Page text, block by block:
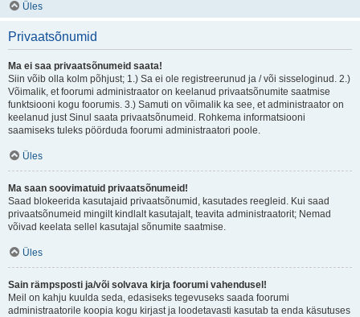
Üles
Privaatsõnumid
Ma ei saa privaatsõnumeid saata!
Siin võib olla kolm põhjust; 1.) Sa ei ole registreerunud ja / või sisseloginud. 2.)
Võimalik, et foorumi administraator on keelanud privaatsõnumite saatmise
funktsiooni kogu foorumis. 3.) Samuti on võimalik ka see, et administraator on
keelanud just Sinul saata privaatsõnumeid. Rohkema informatsiooni
saamiseks tuleks pöörduda foorumi administraatori poole.
Üles
Ma saan soovimatuid privaatsõnumeid!
Saad blokeerida kasutajaid privaatsõnumid, kasutades reegleid. Kui saad
privaatsõnumeid mingilt kindlalt kasutajalt, teavita administraatorit; Nemad
võivad keelata sellel kasutajal sõnumite saatmise.
Üles
Sain rämpsposti ja/või solvava kirja foorumi vahendusel!
Meil on kahju kuulda seda, edasiseks tegevuseks saada foorumi
administraatorile koopia kogu kirjast ja loodetavasti kasutab ta enda käsutuses